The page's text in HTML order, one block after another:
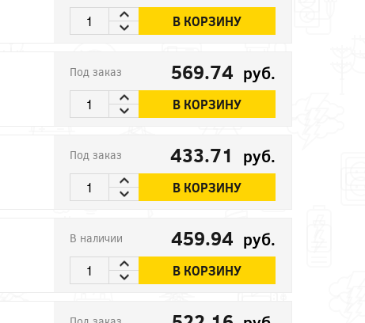
В КОРЗИНУ
Под заказ 569.74 руб.
В КОРЗИНУ
Под заказ 433.71 руб.
В КОРЗИНУ
В наличии 459.94 руб.
В КОРЗИНУ